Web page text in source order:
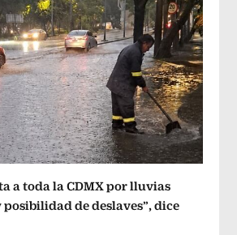
a toda la CDMX por lluvias
posibilidad de deslaves”, dice